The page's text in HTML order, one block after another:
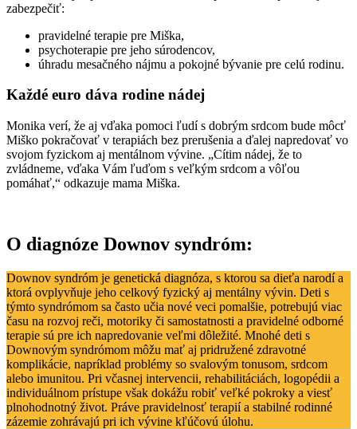
zabezpečiť:
pravidelné terapie pre Miška,
psychoterapie pre jeho súrodencov,
úhradu mesačného nájmu a pokojné bývanie pre celú rodinu.
Každé euro dáva rodine nádej
Monika verí, že aj vďaka pomoci ľudí s dobrým srdcom bude môcť
Miško pokračovať v terapiách bez prerušenia a ďalej napredovať vo
svojom fyzickom aj mentálnom vývine. „Cítim nádej, že to
zvládneme, vďaka Vám ľuďom s veľkým srdcom a vôľou
pomáhať,“ odkazuje mama Miška.
O diagnóze Downov syndróm:
Downov syndróm je genetická diagnóza, s ktorou sa dieťa narodí a
ktorá ovplyvňuje jeho celkový fyzický aj mentálny vývin. Deti s
týmto syndrómom sa často učia nové veci pomalšie, potrebujú viac
času na rozvoj reči, motoriky či samostatnosti a pravidelné odborné
terapie sú pre ich napredovanie veľmi dôležité. Mnohé deti s
Downovým syndrómom môžu mať aj pridružené zdravotné
komplikácie, napríklad problémy so svalovým tonusom, srdcom
alebo imunitou. Pri včasnej intervencii, rehabilitáciách, logopédii a
individuálnom prístupe však dokážu robiť veľké pokroky a viesť
plnohodnotný život. Práve pravidelnosť terapií a stabilné rodinné
zázemie zohrávajú pri ich vývine kľúčovú úlohu.